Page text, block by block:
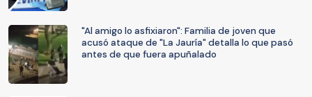
"Al amigo lo asfixiaron": Familia de joven que
acusó ataque de "La Jauría" detalla lo que pasó
antes de que fuera apuñalado